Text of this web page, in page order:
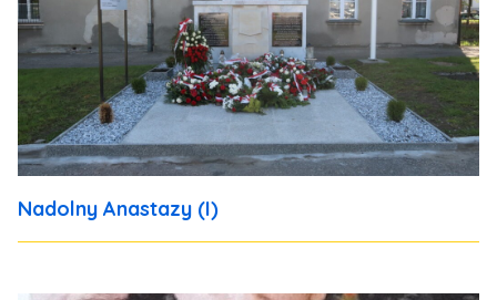
Nadolny Anastazy (I)